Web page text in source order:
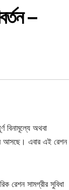
–
বিনামূল্যে অথবা
আসছে। এবার এই রেশন
রেশন সামগ্রীর সুবিধা